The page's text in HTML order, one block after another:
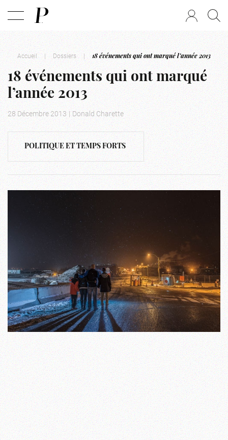
Accueil | Dossiers | 18 événements qui ont marqué l’année 2013
18 événements qui ont marqué
l’année 2013
28 Décembre 2013 | Donald Charette
POLITIQUE ET TEMPS FORTS